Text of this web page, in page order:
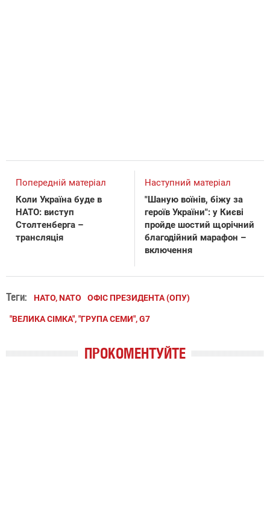
Попередній матеріал
Коли Україна буде в
НАТО: виступ
Столтенберга –
трансляція
Наступний матеріал
"Шаную воїнів, біжу за
героїв України": у Києві
пройде шостий щорічний
благодійний марафон –
включення
Теги: НАТО, NATO ОФІС ПРЕЗИДЕНТА (ОПУ)
"ВЕЛИКА СІМКА", "ГРУПА СЕМИ", G7
ПРОКОМЕНТУЙТЕ